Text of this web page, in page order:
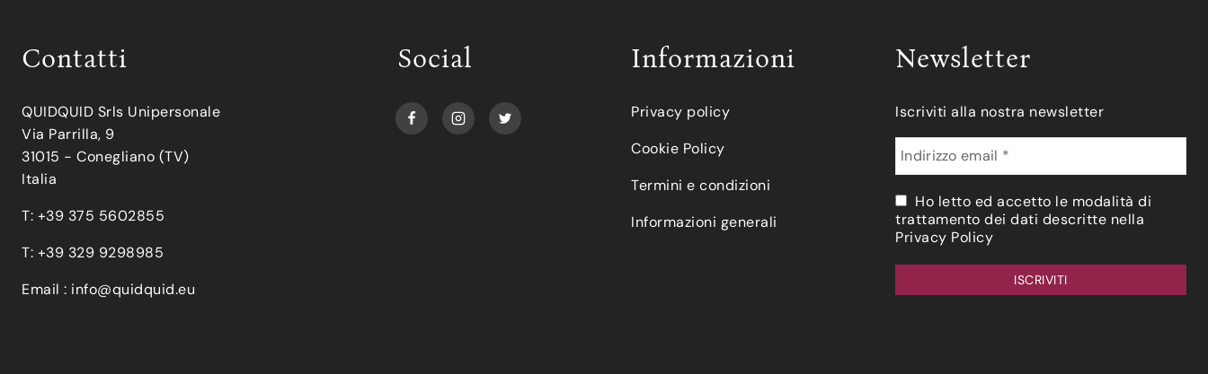
Contatti
QUIDQUID Srls Unipersonale
Via Parrilla, 9
31015 - Conegliano (TV)
Italia
T: +39 375 5602855
T: +39 329 9298985
Email : info@quidquid.eu
Social Informazioni
Privacy policy
Cookie Policy
Termini e condizioni
Informazioni generali
Newsletter
Iscriviti alla nostra newsletter
Ho letto ed accetto le modalità di
trattamento dei dati descritte nella
Privacy Policy